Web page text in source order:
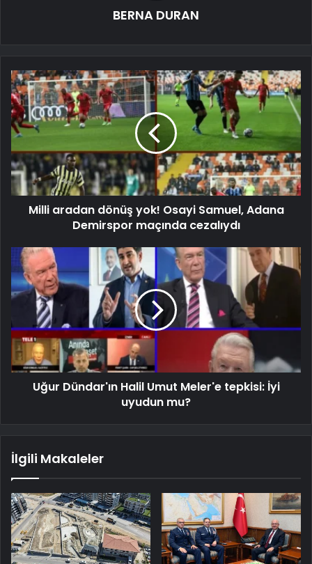
BERNA DURAN
Milli aradan dönüş yok! Osayi Samuel, Adana
Demirspor maçında cezalıydı
Uğur Dündar'ın Halil Umut Meler'e tepkisi: İyi
uyudun mu?
İlgili Makaleler